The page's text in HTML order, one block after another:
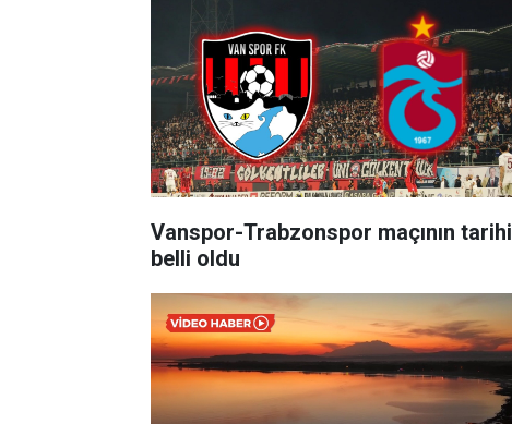
Vanspor-Trabzonspor maçının tarihi
belli oldu